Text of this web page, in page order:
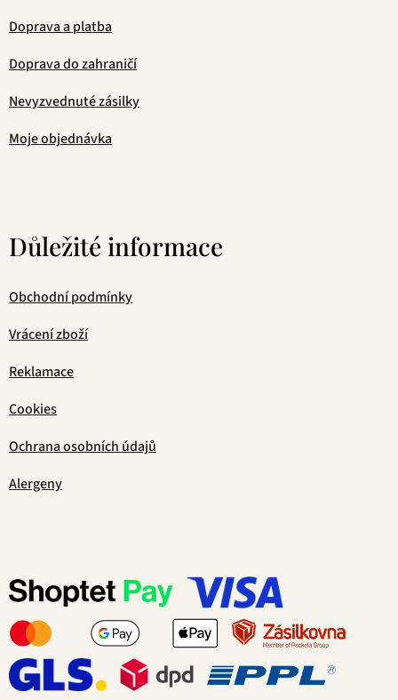
Doprava a platba
Doprava do zahraničí
Nevyzvednuté zásilky
Moje objednávka
Důležité informace
Obchodní podmínky
Vrácení zboží
Reklamace
Cookies
Ochrana osobních údajů
Alergeny